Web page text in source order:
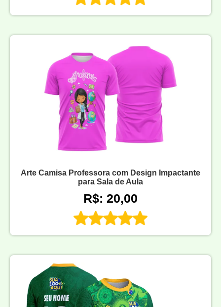
Arte Camisa Professora com Design Impactante
para Sala de Aula
R$: 20,00